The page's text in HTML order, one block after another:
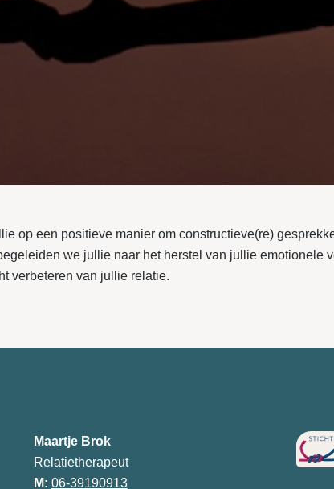
op een positieve manier om constructieve(re)
we jullie naar het herstel van jullie emotionele
verbeteren van jullie relatie.
Maartje Brok
Relatietherapeut
M: 06-39190913